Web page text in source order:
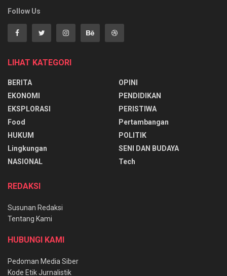
Follow Us
LIHAT KATEGORI
BERITA
EKONOMI
EKSPLORASI
Food
HUKUM
Lingkungan
NASIONAL
OPINI
PENDIDIKAN
PERISTIWA
Pertambangan
POLITIK
SENI DAN BUDAYA
Tech
REDAKSI
Susunan Redaksi
Tentang Kami
HUBUNGI KAMI
Pedoman Media Siber
Kode Etik Jurnalistik